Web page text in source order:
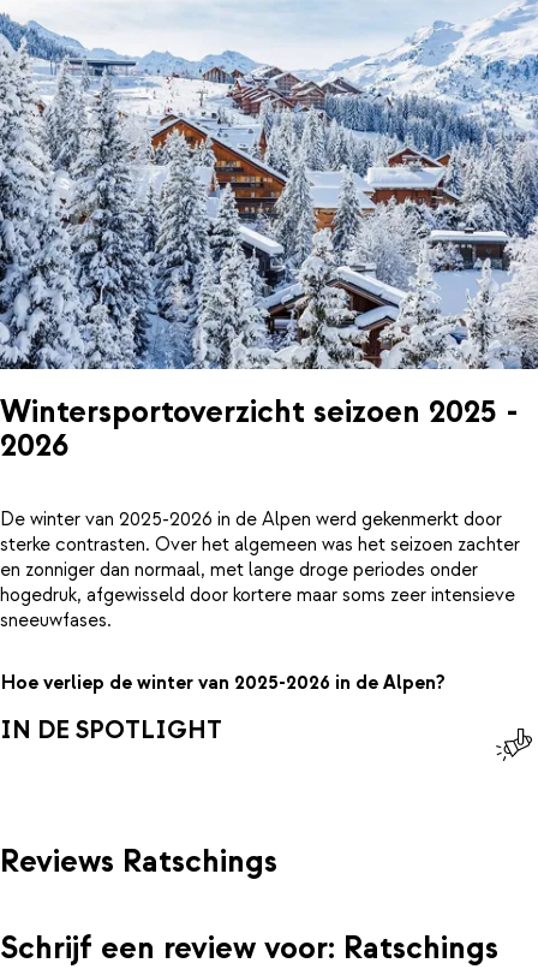
Wintersportoverzicht seizoen 2025 -
2026
De winter van 2025-2026 in de Alpen werd gekenmerkt door
sterke contrasten. Over het algemeen was het seizoen zachter
en zonniger dan normaal, met lange droge periodes onder
hogedruk, afgewisseld door kortere maar soms zeer intensieve
sneeuwfases.
Hoe verliep de winter van 2025-2026 in de Alpen?
IN DE SPOTLIGHT
Reviews Ratschings
Schrijf een review voor: Ratschings